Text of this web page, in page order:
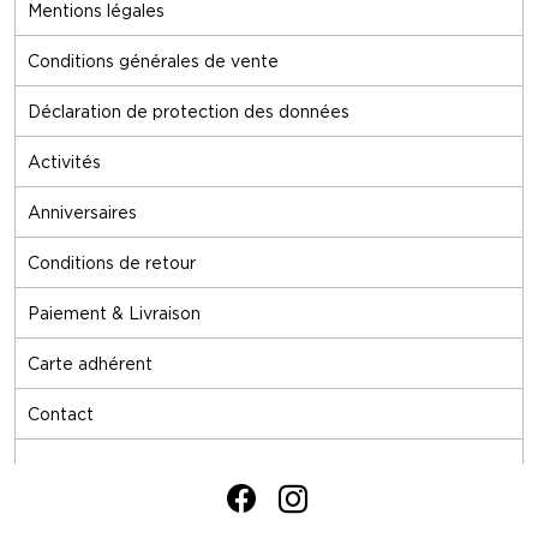
Mentions légales
Conditions générales de vente
Déclaration de protection des données
Activités
Anniversaires
Conditions de retour
Paiement & Livraison
Carte adhérent
Contact